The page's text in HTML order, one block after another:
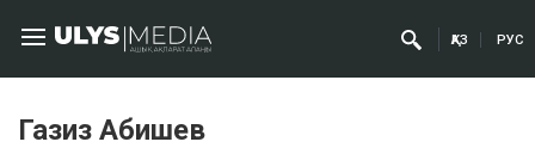
ҚАЗ РУС
Газиз Абишев